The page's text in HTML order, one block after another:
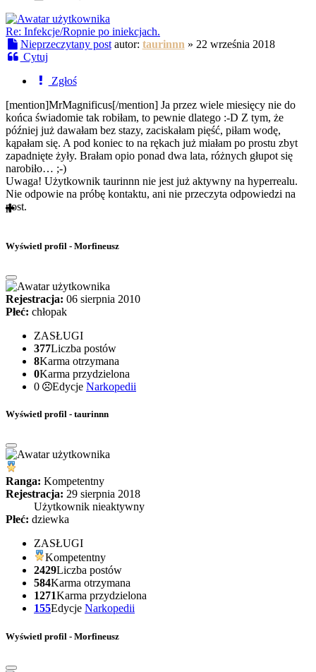
Re: Infekcje/Ropnie po iniekcjach.
Nieprzeczytany post autor: taurinnn » 22 września 2018
Cytuj
Zgłoś
[mention]MrMagnificus[/mention] Ja przez wiele miesięcy nie do
końca świadomie tak robiłam, to pewnie dlatego :-D Z tym, że
później już dawałam bez stazy, zaciskałam pięść, piłam wodę,
kąpałam się. A pod koniec to na rękach już miałam po prostu zbyt
zapadnięte żyły. Brałam opio ponad dwa lata, różnych głupot się
narobiło… ;-)
Uwaga! Użytkownik taurinnn nie jest już aktywny na hyperrealu.
Nie odpowie na próbę kontaktu, ani nie przeczyta odpowiedzi na
post.
Wyświetl profil - Morfineusz
Rejestracja: 06 sierpnia 2010
Płeć: chłopak
ZASŁUGI
377Liczba postów
8Karma otrzymana
0Karma przydzielona
0
Edycje Narkopedii
Wyświetl profil - taurinnn
Ranga: Kompetentny
Rejestracja: 29 sierpnia 2018
Użytkownik nieaktywny
Płeć: dziewka
ZASŁUGI
Kompetentny
2429Liczba postów
584Karma otrzymana
1271Karma przydzielona
155Edycje Narkopedii
Wyświetl profil - Morfineusz